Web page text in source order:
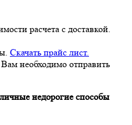
расчета с доставкой.
Скачать прайс лист.
необходимо отправить
недорогие способы